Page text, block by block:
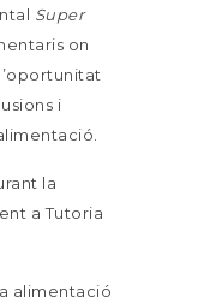
Super
on
i
la
a Tutoria
alimentació